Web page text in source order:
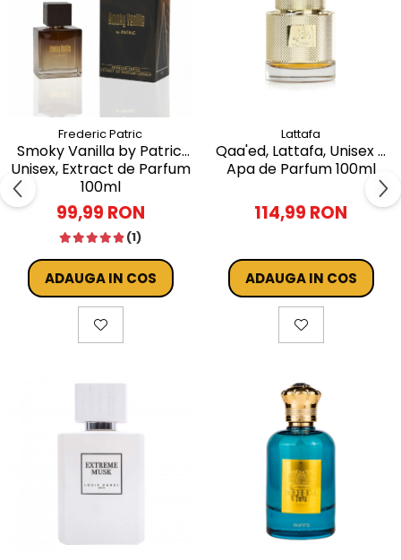
Frederic Patric
Smoky Vanilla by Patric,
Unisex, Extract de Parfum
100ml
99,99 RON
(1)
ADAUGA IN COS
Lattafa
Qaa'ed, Lattafa, Unisex -
Apa de Parfum 100ml
114,99 RON
ADAUGA IN COS